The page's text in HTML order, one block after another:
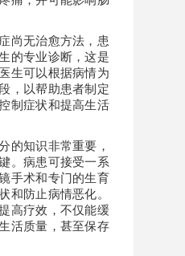
尚无治愈方法，患
的专业诊断，这是
生可以根据病情为
，以帮助患者制定
制症状和提高生活
的知识非常重要，
。病患可接受一系
手术和专门的生育
和防止病情恶化。
高疗效，不仅能缓
活质量，甚至保存